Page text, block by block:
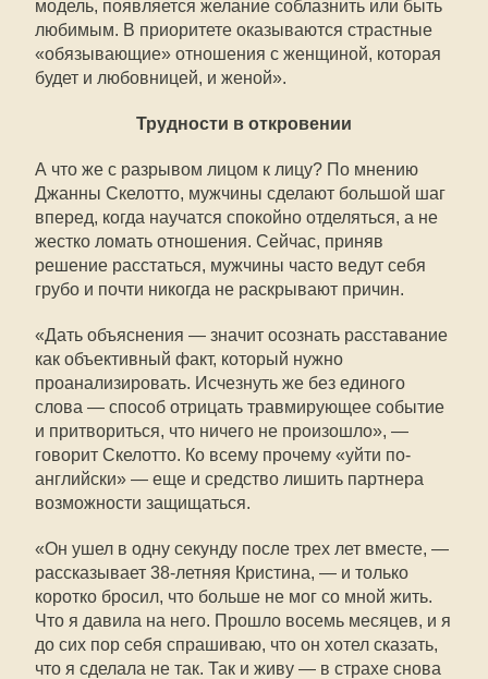
модель, появляется желание соблазнить или быть
любимым. В приоритете оказываются страстные
«обязывающие» отношения с женщиной, которая
будет и любовницей, и женой».
Трудности в откровении
А что же с разрывом лицом к лицу? По мнению
Джанны Скелотто, мужчины сделают большой шаг
вперед, когда научатся спокойно отделяться, а не
жестко ломать отношения. Сейчас, приняв
решение расстаться, мужчины часто ведут себя
грубо и почти никогда не раскрывают причин.
«Дать объяснения — значит осознать расставание
как объективный факт, который нужно
проанализировать. Исчезнуть же без единого
слова — способ отрицать травмирующее событие
и притвориться, что ничего не произошло», —
говорит Скелотто. Ко всему прочему «уйти по-
английски» — еще и средство лишить партнера
возможности защищаться.
«Он ушел в одну секунду после трех лет вместе, —
рассказывает 38-летняя Кристина, — и только
коротко бросил, что больше не мог со мной жить.
Что я давила на него. Прошло восемь месяцев, и я
до сих пор себя спрашиваю, что он хотел сказать,
что я сделала не так. Так и живу — в страхе снова